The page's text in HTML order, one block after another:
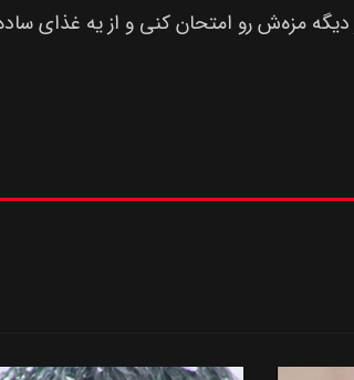
دیگه مزه‌ش رو امتحان کنی و از یه غذای